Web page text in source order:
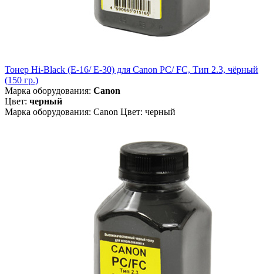
Тонер Hi-Black (E-16/ E-30) для Canon PC/ FC, Тип 2.3, чёрный
(150 гр.)
Марка оборудования: Canon
Цвет: черный
Марка оборудования: Canon Цвет: черный